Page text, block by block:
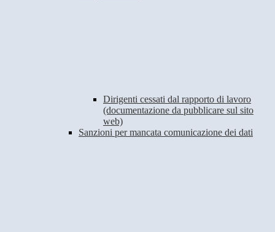
Dirigenti cessati dal rapporto di lavoro
(documentazione da pubblicare sul sito
web)
Sanzioni per mancata comunicazione dei dati